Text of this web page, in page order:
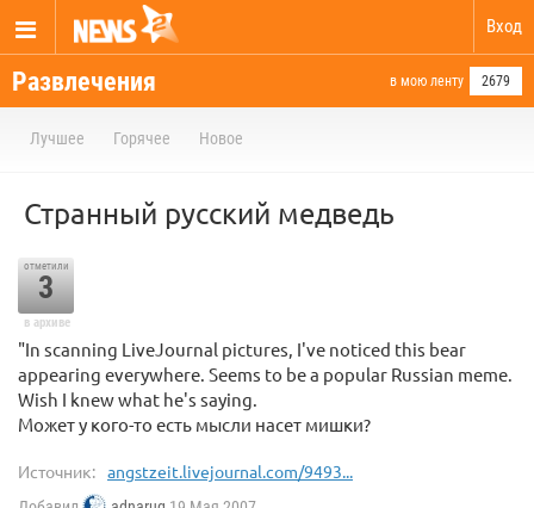
Вход
Развлечения в мою ленту 2679
Лучшее Горячее Новое
Странный русский медведь
отметили
3
в архиве
"In scanning LiveJournal pictures, I've noticed this bear
appearing everywhere. Seems to be a popular Russian meme.
Wish I knew what he's saying.
Может у кого-то есть мысли насет мишки?
Источник: angstzeit.livejournal.com/9493...